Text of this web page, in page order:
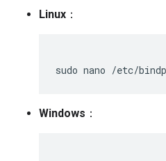
Linux ：
sudo nano
Windows ：